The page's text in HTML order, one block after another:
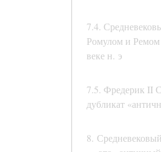
7.4.
Ромулом и
веке н. э
7.5. Фредерик II
дубликат
8.